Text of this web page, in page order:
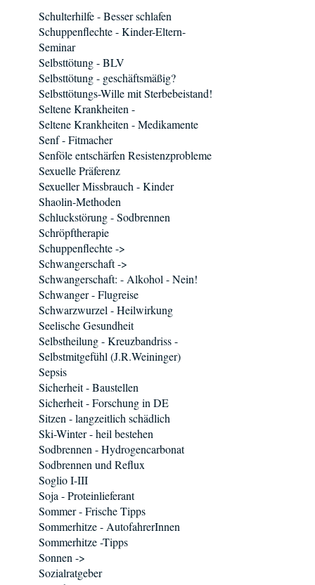
Schulterhilfe - Besser schlafen
Schuppenflechte - Kinder-Eltern-
Seminar
Selbsttötung - BLV
Selbsttötung - geschäftsmäßig?
Selbsttötungs-Wille mit Sterbebeistand!
Seltene Krankheiten -
Seltene Krankheiten - Medikamente
Senf - Fitmacher
Senföle entschärfen Resistenzprobleme
Sexuelle Präferenz
Sexueller Missbrauch - Kinder
Shaolin-Methoden
Schluckstörung - Sodbrennen
Schröpftherapie
Schuppenflechte ->
Schwangerschaft ->
Schwangerschaft: - Alkohol - Nein!
Schwanger - Flugreise
Schwarzwurzel - Heilwirkung
Seelische Gesundheit
Selbstheilung - Kreuzbandriss -
Selbstmitgefühl (J.R.Weininger)
Sepsis
Sicherheit - Baustellen
Sicherheit - Forschung in DE
Sitzen - langzeitlich schädlich
Ski-Winter - heil bestehen
Sodbrennen - Hydrogencarbonat
Sodbrennen und Reflux
Soglio I-III
Soja - Proteinlieferant
Sommer - Frische Tipps
Sommerhitze - AutofahrerInnen
Sommerhitze -Tipps
Sonnen ->
Sozialratgeber